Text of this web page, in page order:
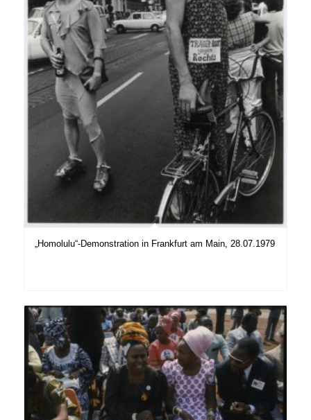
„Homolulu“-Demonstration in Frankfurt am Main, 28.07.1979